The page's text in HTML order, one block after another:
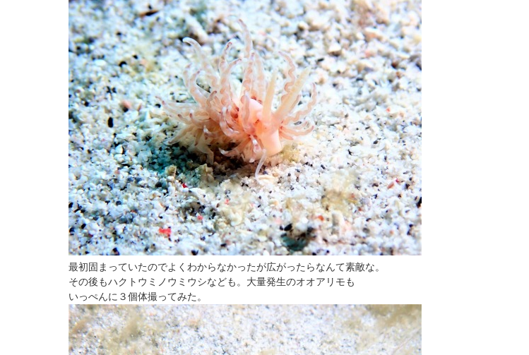
最初固まっていたのでよくわからなかったが広がったらなんて素敵な。
その後もハクトウミノウミウシなども。大量発生のオオアリモも
いっぺんに３個体撮ってみた。